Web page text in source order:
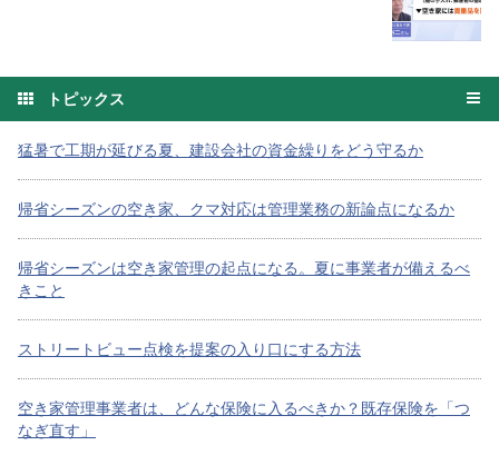
トピックス
猛暑で工期が延びる夏、建設会社の資金繰りをどう守るか
帰省シーズンの空き家、クマ対応は管理業務の新論点になるか
帰省シーズンは空き家管理の起点になる。夏に事業者が備えるべ
きこと
ストリートビュー点検を提案の入り口にする方法
空き家管理事業者は、どんな保険に入るべきか？既存保険を「つ
なぎ直す」